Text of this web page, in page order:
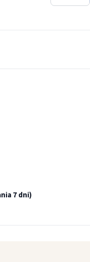
7 dni)